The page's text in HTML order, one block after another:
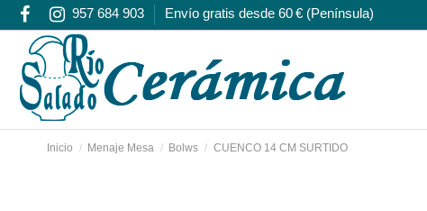
957 684 903 Envío gratis desde 60 € (Península)
Inicio Menaje Mesa Bolws CUENCO 14 CM SURTIDO